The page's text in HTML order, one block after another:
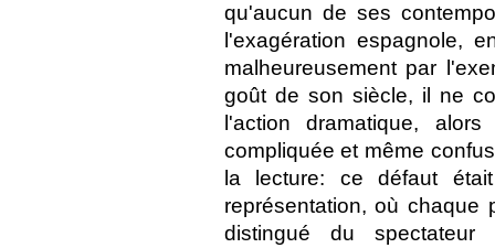
qu'aucun de ses
l'exagération espagnole,
malheureusement par
goût de son siècle, il ne
l'action dramatique,
compliquée et même
la lecture: ce défaut
représentation, où chaque
distingué du